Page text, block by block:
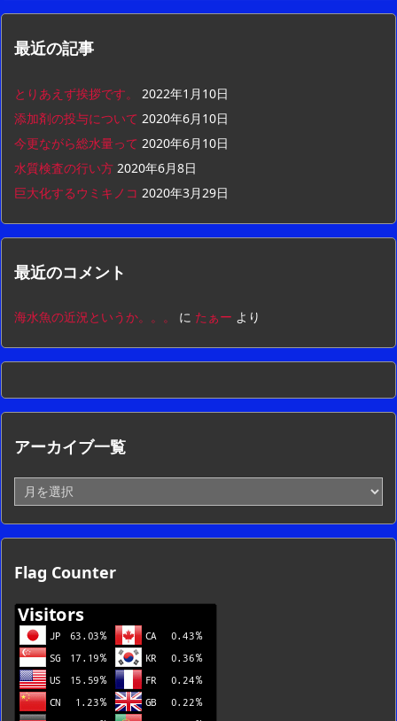
最近の記事
とりあえず挨拶です。
2022年1月10日
添加剤の投与について 2020年6月10日
今更ながら総水量って 2020年6月10日
水質検査の行い方 2020年6月8日
巨大化するウミキノコ 2020年3月29日
最近のコメント
海水魚の近況というか。。。 に たぁー より
アーカイブ一覧
ー
カ
イ
一
Flag Counter